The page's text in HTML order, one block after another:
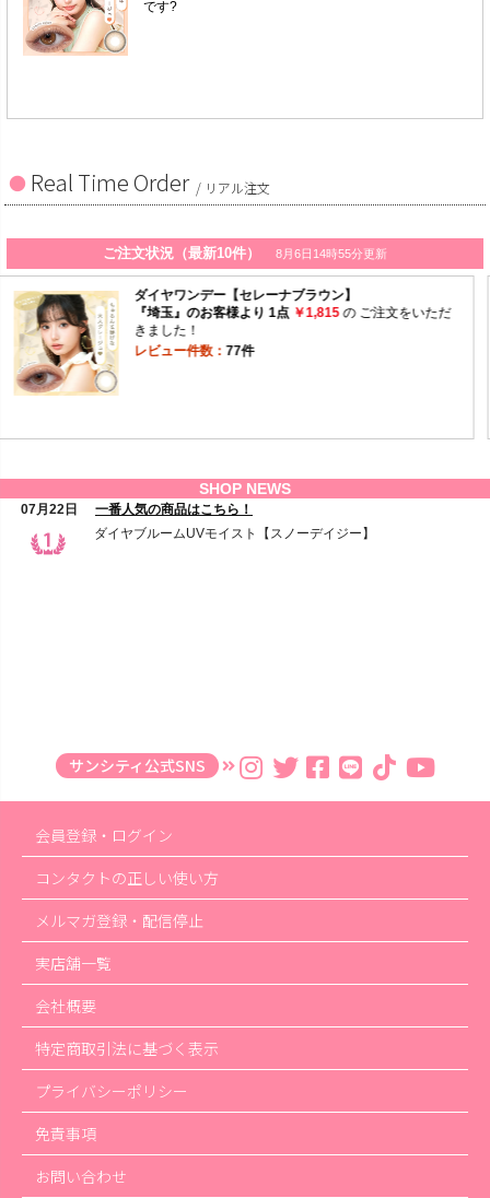
Real Time Order / リアル注文
サンシティ公式SNS
会員登録・ログイン
コンタクトの正しい使い方
メルマガ登録・配信停止
実店舗一覧
会社概要
特定商取引法に基づく表示
プライバシーポリシー
免責事項
お問い合わせ